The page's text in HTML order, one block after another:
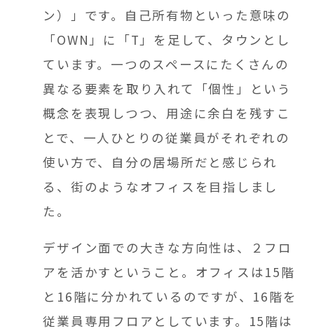
ン）」です。自己所有物といった意味の
「OWN」に「T」を足して、タウンとし
ています。一つのスペースにたくさんの
異なる要素を取り入れて「個性」という
概念を表現しつつ、用途に余白を残すこ
とで、一人ひとりの従業員がそれぞれの
使い方で、自分の居場所だと感じられ
る、街のようなオフィスを目指しまし
た。
デザイン面での大きな方向性は、２フロ
アを活かすということ。オフィスは15階
と16階に分かれているのですが、16階を
従業員専用フロアとしています。15階は